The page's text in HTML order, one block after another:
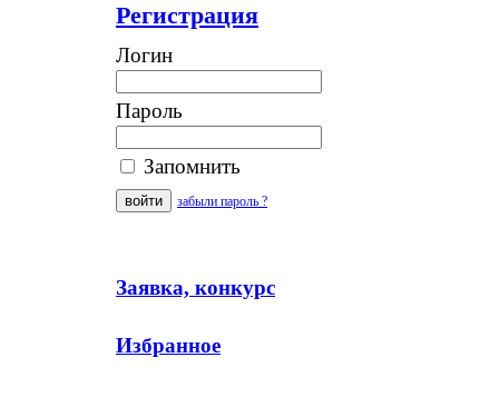
Регистрация
Логин
Пароль
Запомнить
забыли пароль ?
Заявка, конкурс
Избранное